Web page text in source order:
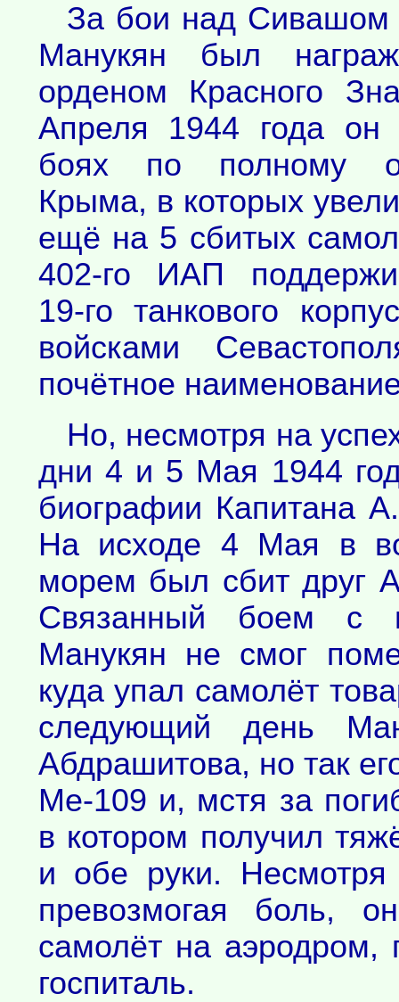
За бои над Сивашом
Манукян был
орденом Красного
Апреля 1944 года он
боях по полному
Крыма, в которых
ещё на 5 сбитых
402-го ИАП
19-го танкового
войсками
почётное
Но, несмотря на
дни 4 и 5 Мая 1944
биографии Капитана
На исходе 4 Мая в
морем был сбит друг
Связанный боем с
Манукян не смог
куда упал самолёт
следующий день
Абдрашитова, но так
Ме-109 и, мстя за
в котором получил
и обе руки.
превозмогая боль,
самолёт на аэродром,
госпиталь.